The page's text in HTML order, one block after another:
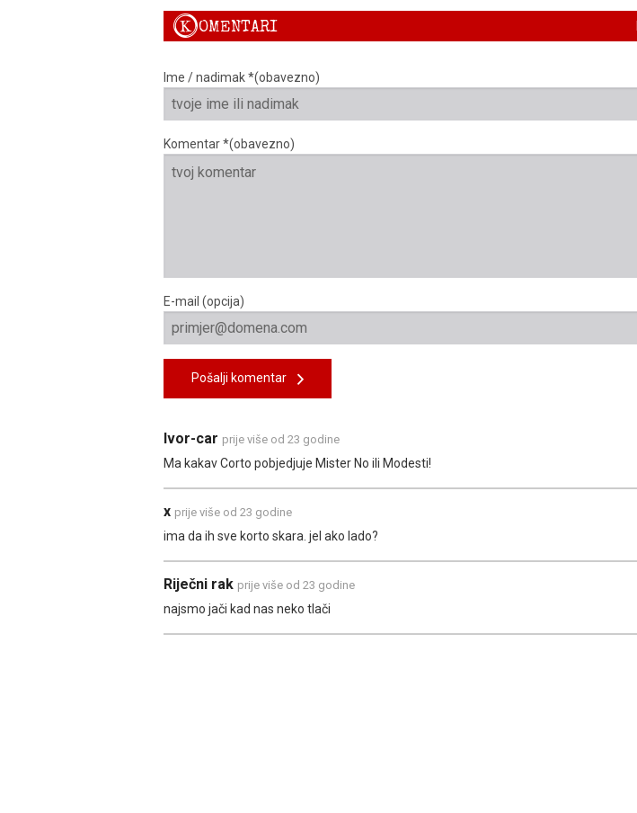
KOMENTARI
Ime / nadimak *(obavezno)
Komentar *(obavezno)
E-mail (opcija)
Pošalji komentar
Ivor-car prije više od 23 godine
Ma kakav Corto pobjedjuje Mister No ili Modesti!
x prije više od 23 godine
ima da ih sve korto skara. jel ako lado?
Riječni rak prije više od 23 godine
najsmo jači kad nas neko tlači